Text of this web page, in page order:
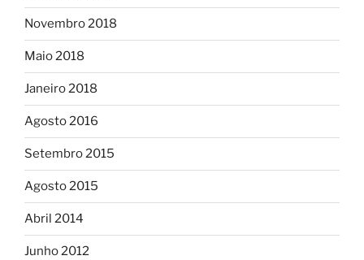
Novembro 2018
Maio 2018
Janeiro 2018
Agosto 2016
Setembro 2015
Agosto 2015
Abril 2014
Junho 2012